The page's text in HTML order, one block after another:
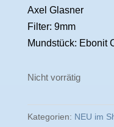
Axel Glasner
Filter: 9mm
Mundstück: Ebonit
Nicht vorrätig
Kategorien: NEU im